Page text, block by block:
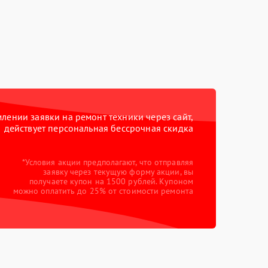
заявки на ремонт техники через сайт,
действует персональная бессрочная скидка
*Условия акции предполагают, что отправляя
заявку через текущую форму акции, вы
получаете купон на 1500 рублей. Купоном
можно оплатить до 25% от стоимости ремонта